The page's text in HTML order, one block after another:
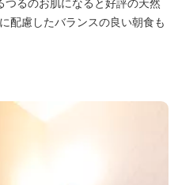
配慮したバランスの良い朝食も